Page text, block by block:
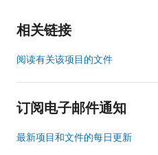
相关链接
阅读有关该项目的文件
订阅电子邮件通知
最新项目和文件的每日更新